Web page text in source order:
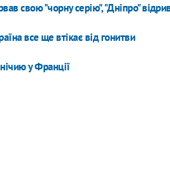
свою "чорну серію", "Дніпро"
все ще втікає від гонитви
у Франції